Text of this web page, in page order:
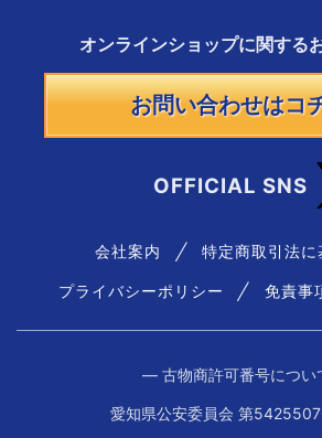
オンラインショップに関する
お問い合わせはコ
OFFICIAL SNS
会社案内 特定商取引法に
プライバシーポリシー 免責事
― 古物商許可番号につ
愛知県公安委員会 第